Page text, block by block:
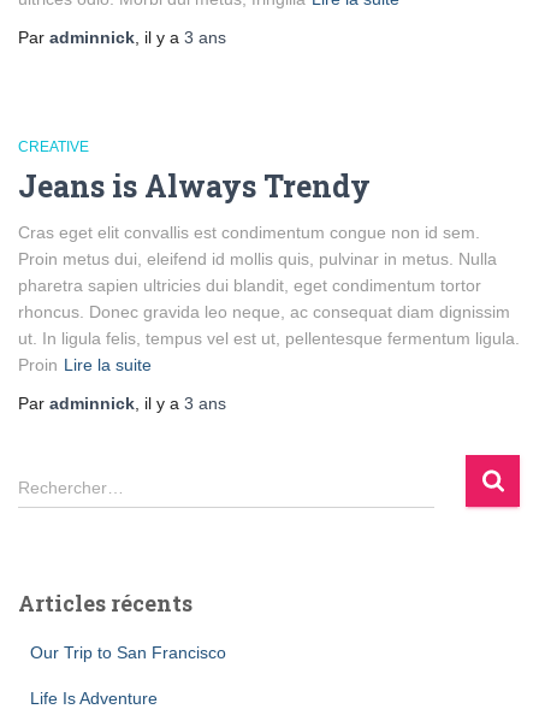
Par adminnick , il y a 3 ans
CREATIVE
Jeans is Always Trendy
Cras eget elit convallis est condimentum congue non id sem.
Proin metus dui, eleifend id mollis quis, pulvinar in metus. Nulla
pharetra sapien ultricies dui blandit, eget condimentum tortor
rhoncus. Donec gravida leo neque, ac consequat diam dignissim
ut. In ligula felis, tempus vel est ut, pellentesque fermentum ligula.
Proin Lire la suite
Par adminnick , il y a 3 ans
R
e
r
Rechercher…
Articles récents
Our Trip to San Francisco
Life Is Adventure